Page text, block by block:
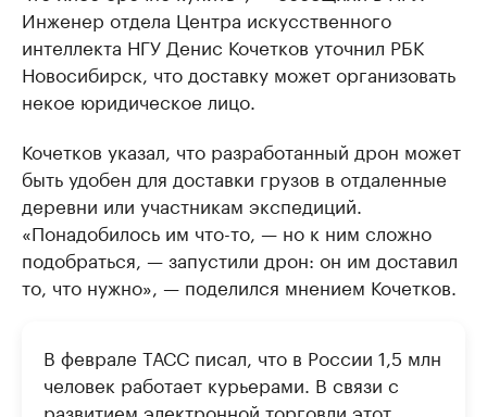
Инженер отдела Центра искусственного
интеллекта НГУ Денис Кочетков уточнил РБК
Новосибирск, что доставку может организовать
некое юридическое лицо.
Кочетков указал, что разработанный дрон может
быть удобен для доставки грузов в отдаленные
деревни или участникам экспедиций.
«Понадобилось им что-то, — но к ним сложно
подобраться, — запустили дрон: он им доставил
то, что нужно», — поделился мнением Кочетков.
В феврале ТАСС писал, что в России 1,5 млн
человек работает курьерами. В связи с
развитием электронной торговли этот